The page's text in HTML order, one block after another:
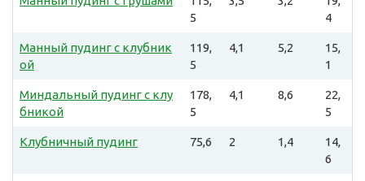
5
4
Манный пудинг с клубник
ой
119,
5
4,1 5,2
15,
1
Миндальный пудинг с клу
бникой
178,
5
4,1 8,6
22,
5
Клубничный пудинг 75,6 2 1,4
14,
6